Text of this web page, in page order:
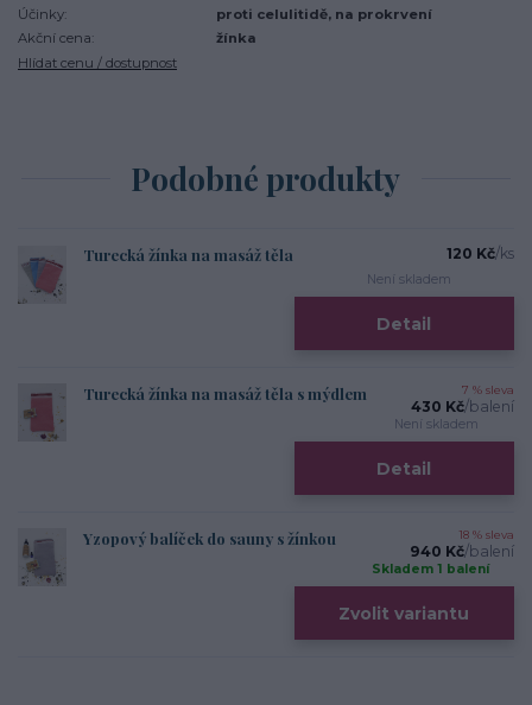
Účinky:
proti celulitidě, na prokrvení
Akční cena:
žínka
Hlídat cenu / dostupnost
Podobné produkty
Turecká žínka na masáž těla 120 Kč/ks
Není skladem
Detail
Turecká žínka na masáž těla s mýdlem 7 % sleva
430 Kč/balení
Není skladem
Detail
Yzopový balíček do sauny s žínkou 18 % sleva
940 Kč/balení
Skladem 1 balení
Zvolit variantu